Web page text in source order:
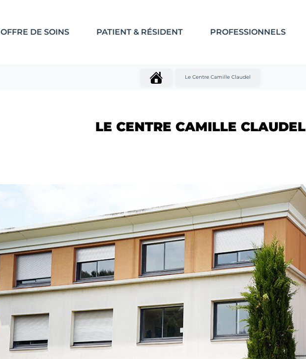
OFFRE DE SOINS PATIENT & RÉSIDENT PROFESSIONNELS
Le Centre Camille Claudel
LE CENTRE CAMILLE CLAUDEL